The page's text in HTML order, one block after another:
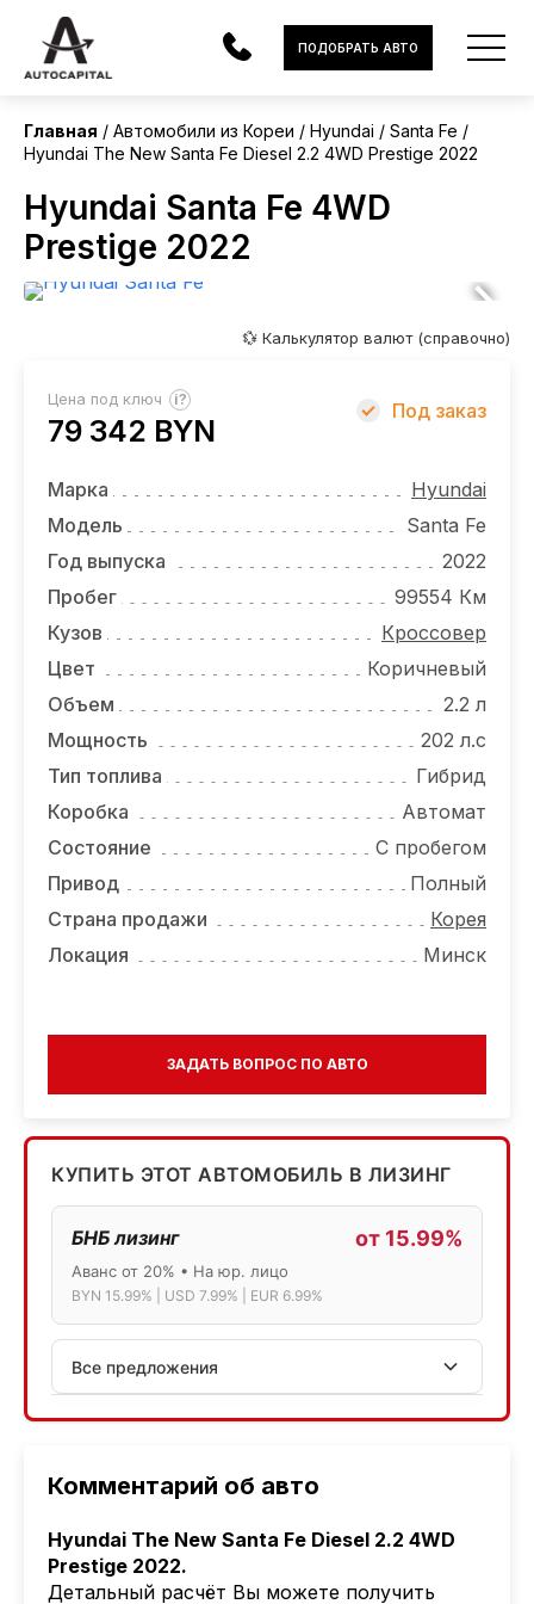
АВТОМОБИЛИ
ЭЛЕКТРОМОБИЛИ
В НАЛИЧИИ
ЛИЗИНГ
НОВОСТИ
ОТЗЫВЫ
ВАКАНСИИ
О КОМПАНИИ
КОНТАКТЫ
ПОДОБРАТЬ АВТО
Главная Автомобили из Кореи Hyundai
Santa Fe
Hyundai The New Santa Fe Diesel 2.2 4WD Prestige 2022
Hyundai Santa Fe 4WD
Prestige 2022
Корея
Комментарий об авто
Hyundai The New Santa Fe Diesel 2.2 4WD
Prestige 2022.
Детальный расчёт Вы можете получить
💱 Калькулятор валют (справочно)
Цена под ключ ?
79 342 BYN
Под заказ
Марка
Hyundai
Модель
Santa Fe
Год выпуска
2022
Пробег
99554 Км
Кузов
Кроссовер
Цвет
Коричневый
Объем
2.2 л
Мощность
202 л.с
Тип топлива
Гибрид
Коробка
Автомат
Состояние
С пробегом
Привод
Полный
Страна продажи
Корея
Локация
Минск
ЗАДАТЬ ВОПРОС ПО АВТО
КУПИТЬ ЭТОТ АВТОМОБИЛЬ В ЛИЗИНГ
БНБ лизинг от 15.99%
Аванс от 20% • На юр. лицо
BYN 15.99% | USD 7.99% | EUR 6.99%
Все предложения
АСБ лизинг
Лизинг: BYN 17% | USD 7.99% | EUR 6.99%
Также доступен кредит "Проще простого" 18.9%